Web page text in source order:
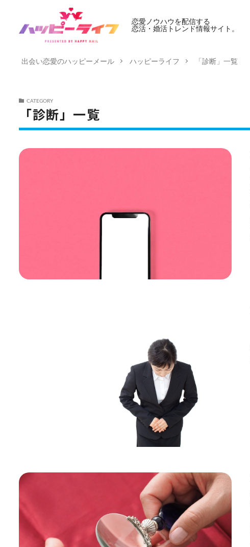
恋愛ノウハウを配信する
恋活・婚活トレンド情報サイト。
出会い恋愛のハッピーメール ハッピーライフ 「診断」一覧
CATEGORY
「診断」一覧